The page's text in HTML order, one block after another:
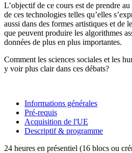
L’objectif de ce cours est de prendre
de ces technologies telles qu’elles
aussi dans des formes artistiques et de
que peuvent produire les algorithmes
données de plus en plus importantes.
Comment les sciences sociales et les
y voir plus clair dans ces débats?
Informations générales
Pré-requis
Acquisition de l'UE
Descriptif & programme
24 heures en présentiel (16 blocs ou